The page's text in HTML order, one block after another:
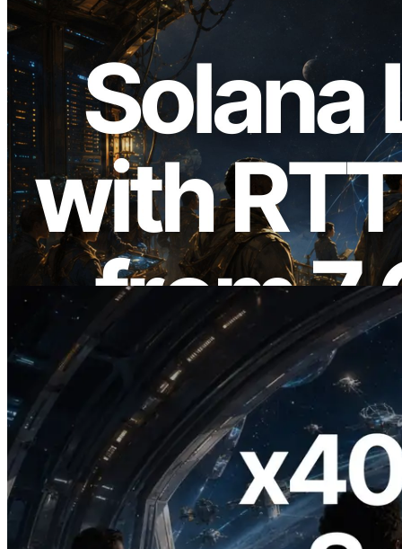
2026.08.05
ERPC étend l’API Solana Leader Slot
avec la mesure du ping depuis 7 régions
du monde — l’API Validators
Information est également lancée
Lire cet article
2026.07.04
ERPC lance un RPC Solana compatible